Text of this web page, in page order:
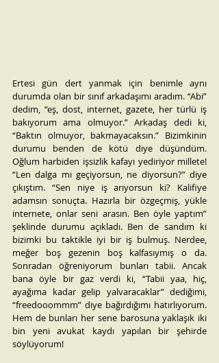
Ertesi gün dert yanmak için benimle aynı
durumda olan bir sınıf arkadaşımı aradım. “Abi”
dedim, “eş, dost, internet, gazete, her türlü iş
bakıyorum ama olmuyor.” Arkadaş dedi ki,
“Baktın olmuyor, bakmayacaksın.” Bizimkinin
durumu benden de kötü diye düşündüm.
Oğlum harbiden işsizlik kafayı yediriyor millete!
“Len dalga mı geçiyorsun, ne diyorsun?” diye
çıkıştım. “Sen niye iş arıyorsun ki? Kalifiye
adamsın sonuçta. Hazırla bir özgeçmiş, yükle
internete, onlar seni arasın. Ben öyle yaptım”
şeklinde durumu açıkladı. Ben de sandım ki
bizimki bu taktikle iyi bir iş bulmuş. Nerdee,
meğer boş gezenin boş kalfasıymış o da.
Sonradan öğreniyorum bunları tabii. Ancak
bana öyle bir gaz verdi ki, “Tabii yaa, hiç,
ayağıma kadar gelip yalvaracaklar” dediğimi,
“freedooommm” diye bağırdığımı hatırlıyorum.
Hem de bunları her sene barosuna yaklaşık iki
bin yeni avukat kaydı yapılan bir şehirde
söylüyorum!